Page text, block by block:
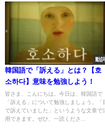
動詞
韓国語で「訴える」とは？【호
소하다】意味を勉強しよう！
皆さま、こんにちは。今日は、韓国語で
「訴える」について勉強しましょう。「
で訴えていました」というような文章で
用できます。ぜひ、一読くださ...